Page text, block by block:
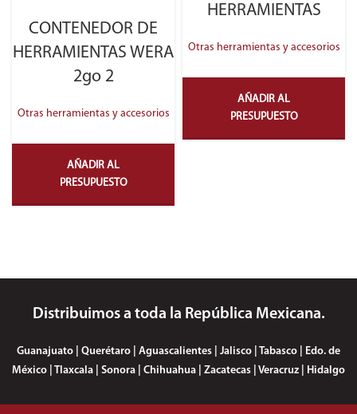
CONTENEDOR DE
HERRAMIENTAS WERA
2go 2
Otras herramientas y accesorios
AÑADIR AL
PRESUPUESTO
HERRAMIENTAS
Otras herramientas y accesorios
AÑADIR AL
PRESUPUESTO
Distribuimos a toda la República Mexicana.
Guanajuato | Querétaro | Aguascalientes | Jalisco | Tabasco | Edo. de
México | Tlaxcala | Sonora | Chihuahua | Zacatecas | Veracruz | Hidalgo